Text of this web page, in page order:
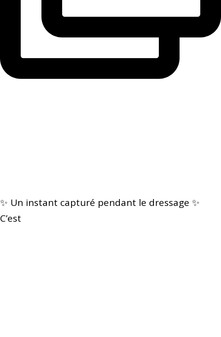
✨ Un instant capturé pendant le dressage ✨
C’est